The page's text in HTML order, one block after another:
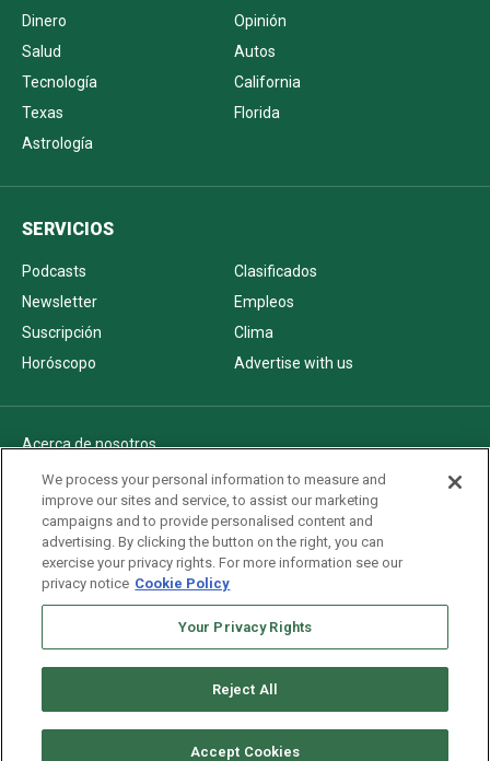
Dinero
Opinión
Salud
Autos
Tecnología
California
Texas
Florida
Astrología
SERVICIOS
Podcasts
Clasificados
Newsletter
Empleos
Suscripción
Clima
Horóscopo
Advertise with us
Acerca de nosotros
Politica de privacidad
Pautas Editoriales
AdChoices
Advertise with us
Newsletters
We process your personal information to measure and
improve our sites and service, to assist our marketing
campaigns and to provide personalised content and
advertising. By clicking the button on the right, you can
exercise your privacy rights. For more information see our
privacy notice Cookie Policy
Your Privacy Rights
Reject All
Accept Cookies